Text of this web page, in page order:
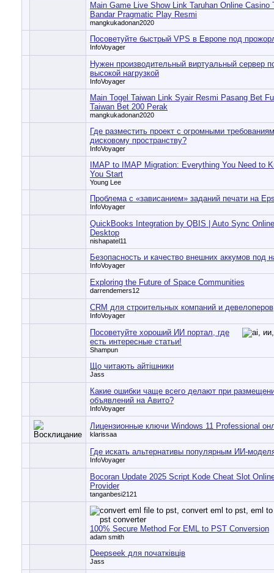
Main Game Live Show Link Taruhan Online Casino
Bandar Pragmatic Play Resmi
mangkukadonan2020
Посоветуйте быстрый VPS в Европе под
InfoVoyager
Нужен производительный виртуальный сервер
высокой нагрузкой
InfoVoyager
Main Togel Taiwan Link Syair Resmi Pasang Bet
Taiwan Bet 200 Perak
mangkukadonan2020
Где разместить проект с огромными
дисковому пространству?
InfoVoyager
IMAP to IMAP Migration: Everything You Need to
You Start
Young Lee
Проблема с «зависанием» заданий печати на
InfoVoyager
QuickBooks Integration by QBIS | Auto Sync
Desktop
nishapatel11
Безопасность и качество внешних аккумов под
InfoVoyager
Exploring the Future of Space Communities
darrendemers12
CRM для строительных компаний и девелоперов
InfoVoyager
Посоветуйте хороший ИИ портал, где
есть интересные статьи!
Shampun
Що читають айтішники
Jass
Какие ошибки чаще всего делают при
объявлений на Авито?
InfoVoyager
Лицензионные ключи Windows 11 Professional
klarissaa
Где искать альтернативы популярным ИИ-
InfoVoyager
Bocoran Update 2025 Script Kode Cheat Slot
Provider
tanganbesi2121
100% Secure Method For EML to PST Conversion
adam smith
Deepseek для початківців
Jass